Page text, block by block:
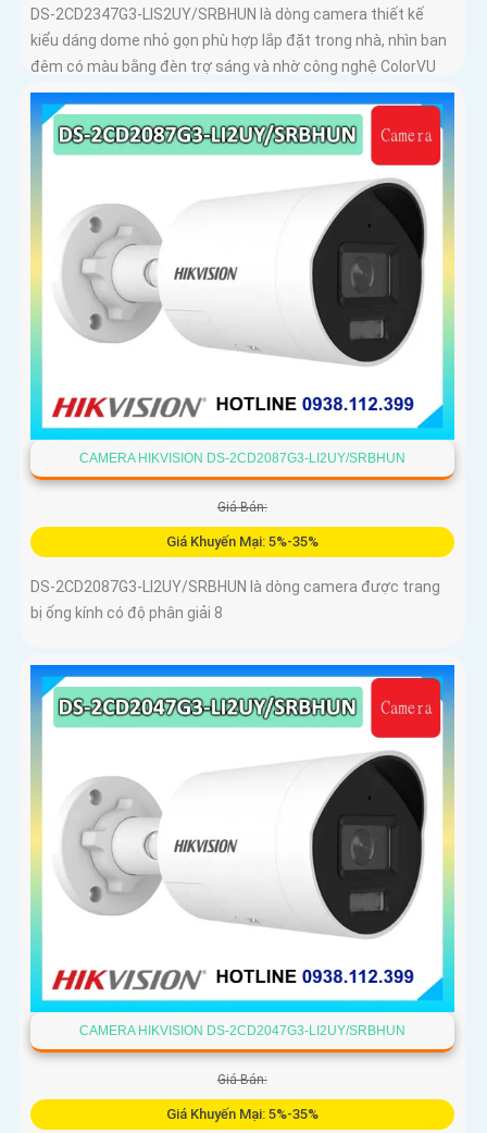
DS-2CD2347G3-LIS2UY/SRBHUN là dòng camera thiết kế
kiểu dáng dome nhỏ gọn phù hợp lắp đặt trong nhà, nhìn ban
đêm có màu bằng đèn trợ sáng và nhờ công nghệ ColorVU
HikAI-ISP, có tính năng AI giúp nhận diện người và phương
tiện, tích hợp micro kép
CAMERA HIKVISION DS-2CD2087G3-LI2UY/SRBHUN
Giá Bán:
Giá Khuyến Mại: 5%-35%
DS-2CD2087G3-LI2UY/SRBHUN là dòng camera được trang
bị ống kính có độ phân giải 8
CAMERA HIKVISION DS-2CD2047G3-LI2UY/SRBHUN
Giá Bán:
Giá Khuyến Mại: 5%-35%